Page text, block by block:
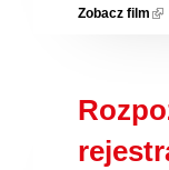
Zobacz film